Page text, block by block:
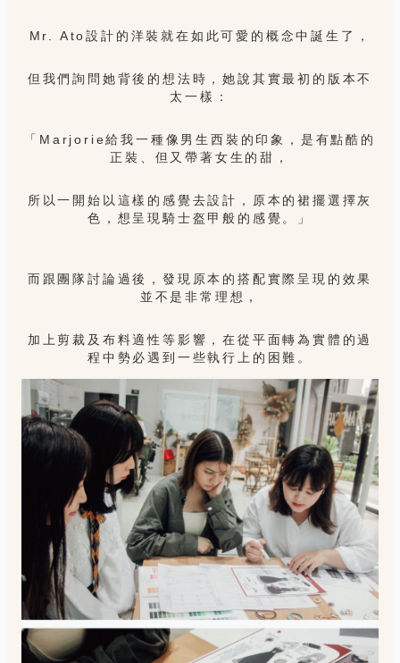
Mr. Ato設計的洋裝就在如此可愛的概念中誕生了，
但我們詢問她背後的想法時，她說其實最初的版本不
太一樣：
「Marjorie給我一種像男生西裝的印象，是有點酷的
正裝、但又帶著女生的甜，
所以一開始以這樣的感覺去設計，原本的裙擺選擇灰
色，想呈現騎士盔甲般的感覺。」
而跟團隊討論過後，發現原本的搭配實際呈現的效果
並不是非常理想，
加上剪裁及布料適性等影響，在從平面轉為實體的過
程中勢必遇到一些執行上的困難。